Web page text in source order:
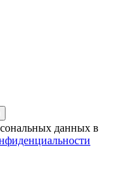
данных в